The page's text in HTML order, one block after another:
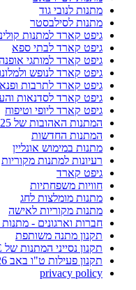
מתנות לנובי גוד
מתנות לסילבסטר
גיפט קארד למתנות
גיפט קארד לבתי ספא
גיפט קארד למותגי
גיפט קארד לנופש
גיפט קארד לתרבות
גיפט קארד לסדנאות
גיפט קארד ליופי וטיפוח
המתנות האהובות של 2025
המתנות החדשות
מתנות במימוש אונליין
רעיונות למתנות מקוריות
גיפט קארד
חוויות משפחתיות
מתנות מומלצות לחג
מתנות מקוריות לאישה
חברות וארגונים -
תקנון מתנה משותפת
תקנון נסייני המתנות של BUYME
תקנון פעילות ט"ו באב 2026
privacy policy